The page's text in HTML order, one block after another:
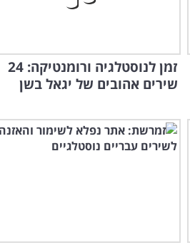
זמן לנוסטלגיה ורומנטיקה: 24
שירים אהובים של יגאל בשן